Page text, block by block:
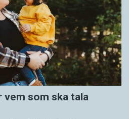
som ska tala